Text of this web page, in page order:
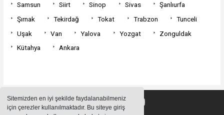
Sitemizden en iyi şekilde faydalanabilmeniz
için çerezler kullanılmaktadır. Bu siteye giriş
Samsun
Siirt Sinop Sivas
Şanlıurfa
Şırnak
Tekirdağ Tokat Trabzon
Tunceli
Uşak
Van Yalova Yozgat
Zonguldak
Kütahya
Ankara